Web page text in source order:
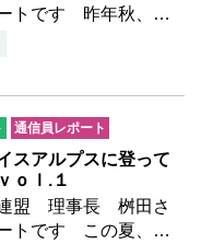
トです 昨年秋、福
では、秋の一般募集
高浜町にある、若狭
たが、中腹の紅葉…
通信員レポート
スアルプスに登って
ｏｌ.１
盟 理事長 桝田さ
トです この夏、山